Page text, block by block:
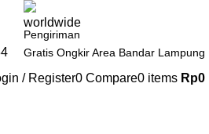
Pengiriman
Gratis Ongkir Area Bandar Lampung
/ Register0 Compare0 items Rp0